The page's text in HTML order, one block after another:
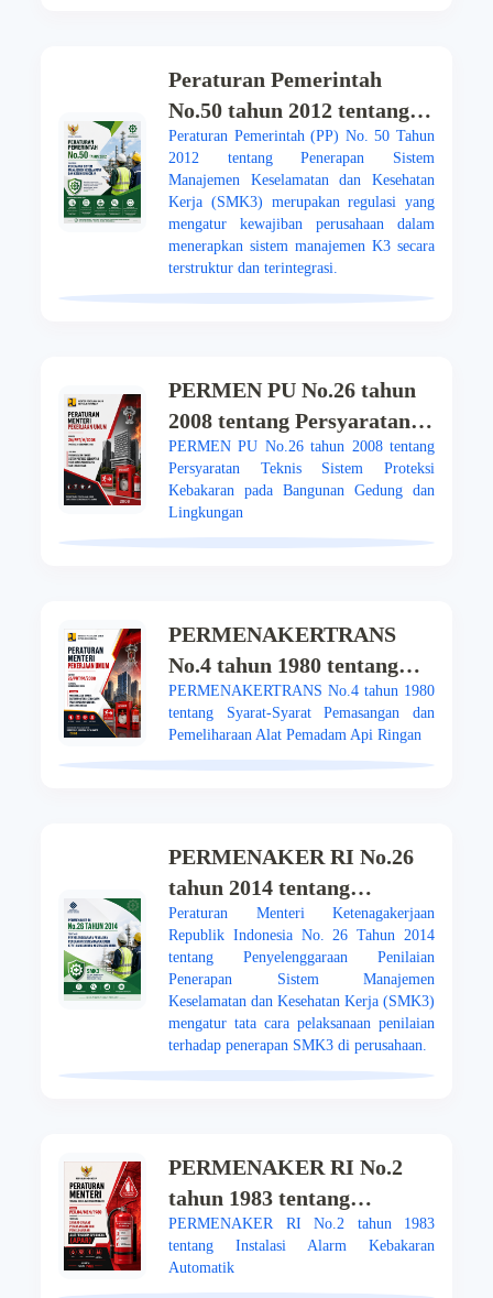
Peraturan Pemerintah
No.50 tahun 2012 tentang
Penerapan Sistem
Manajemen Keselamatan
dan Kesehatan Kerja
Peraturan Pemerintah (PP) No. 50 Tahun
2012 tentang Penerapan Sistem
Manajemen Keselamatan dan Kesehatan
Kerja (SMK3) merupakan regulasi yang
mengatur kewajiban perusahaan dalam
menerapkan sistem manajemen K3 secara
terstruktur dan terintegrasi.
PERMEN PU No.26 tahun
2008 tentang Persyaratan
Teknis Sistem Proteksi
Kebakaran pada Bangunan
Gedung dan Lingkungan
PERMEN PU No.26 tahun 2008 tentang
Persyaratan Teknis Sistem Proteksi
Kebakaran pada Bangunan Gedung dan
Lingkungan
PERMENAKERTRANS
No.4 tahun 1980 tentang
Syarat-Syarat Pemasangan
dan Pemeliharaan Alat
Pemadam Api Ringan
PERMENAKERTRANS No.4 tahun 1980
tentang Syarat-Syarat Pemasangan dan
Pemeliharaan Alat Pemadam Api Ringan
PERMENAKER RI No.26
tahun 2014 tentang
Penyelenggaraan Penilaian
Penerapan Sistem
Manajemen Keselamatan
dan Kesehatan Kerja
Peraturan Menteri Ketenagakerjaan
Republik Indonesia No. 26 Tahun 2014
tentang Penyelenggaraan Penilaian
Penerapan Sistem Manajemen
Keselamatan dan Kesehatan Kerja (SMK3)
mengatur tata cara pelaksanaan penilaian
terhadap penerapan SMK3 di perusahaan.
PERMENAKER RI No.2
tahun 1983 tentang
Instalasi Alarm Kebakaran
Automatik
PERMENAKER RI No.2 tahun 1983
tentang Instalasi Alarm Kebakaran
Automatik